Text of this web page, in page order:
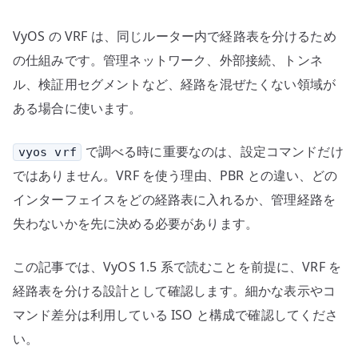
VyOS の VRF は、同じルーター内で経路表を分けるため
の仕組みです。管理ネットワーク、外部接続、トンネ
ル、検証用セグメントなど、経路を混ぜたくない領域が
ある場合に使います。
vyos vrf
で調べる時に重要なのは、設定コマンドだけ
ではありません。VRF を使う理由、PBR との違い、どの
インターフェイスをどの経路表に入れるか、管理経路を
失わないかを先に決める必要があります。
この記事では、VyOS 1.5 系で読むことを前提に、VRF を
経路表を分ける設計として確認します。細かな表示やコ
マンド差分は利用している ISO と構成で確認してくださ
い。